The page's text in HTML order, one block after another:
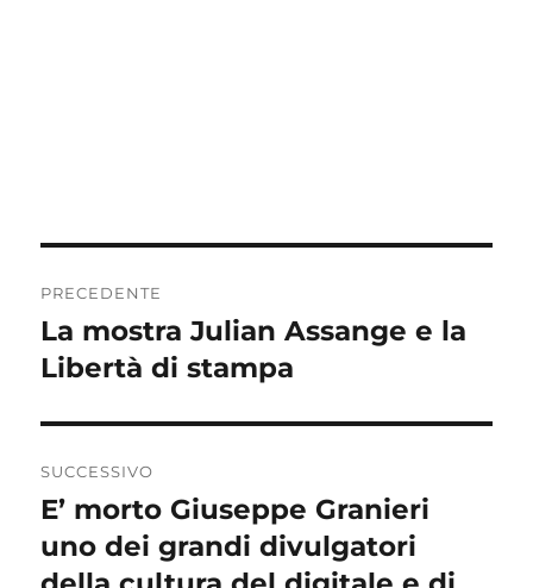
articoli
PRECEDENTE
Articolo
precedente:
La mostra Julian Assange e la
Libertà di stampa
SUCCESSIVO
Articolo
successivo:
E’ morto Giuseppe Granieri
uno dei grandi divulgatori